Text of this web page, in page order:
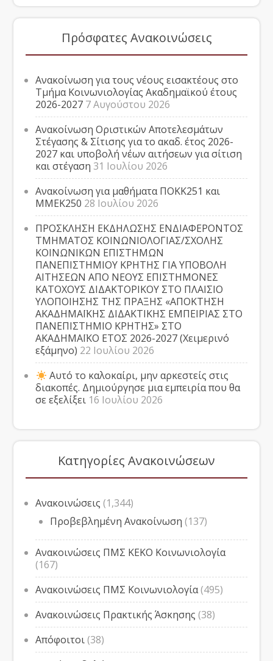
Πρόσφατες Ανακοινώσεις
Ανακοίνωση για τους νέους εισακτέους στο
Τμήμα Κοινωνιολογίας Ακαδημαϊκού έτους
2026-2027 7 Αυγούστου 2026
Ανακοίνωση Οριστικών Αποτελεσμάτων
Στέγασης & Σίτισης για το ακαδ. έτος 2026-
2027 και υποβολή νέων αιτήσεων για σίτιση
και στέγαση 31 Ιουλίου 2026
Ανακοίνωση για μαθήματα ΠΟΚΚ251 και
ΜΜΕΚ250 28 Ιουλίου 2026
ΠΡΟΣΚΛΗΣΗ ΕΚΔΗΛΩΣΗΣ ΕΝΔΙΑΦΕΡΟΝΤΟΣ
ΤΜΗΜΑΤΟΣ ΚΟΙΝΩΝΙΟΛΟΓΙΑΣ/ΣΧΟΛΗΣ
ΚΟΙΝΩΝΙΚΩΝ ΕΠΙΣΤΗΜΩΝ
ΠΑΝΕΠΙΣΤΗΜΙΟΥ ΚΡΗΤΗΣ ΓΙΑ ΥΠΟΒΟΛΗ
ΑΙΤΗΣΕΩΝ ΑΠΟ ΝΕΟΥΣ ΕΠΙΣΤΗΜΟΝΕΣ
ΚΑΤΟΧΟΥΣ ΔΙΔΑΚΤΟΡΙΚΟΥ ΣΤΟ ΠΛΑΙΣΙΟ
ΥΛΟΠΟΙΗΣΗΣ ΤΗΣ ΠΡΑΞΗΣ «ΑΠΟΚΤΗΣΗ
ΑΚΑΔΗΜΑΪΚΗΣ ΔΙΔΑΚΤΙΚΗΣ ΕΜΠΕΙΡΙΑΣ ΣΤΟ
ΠΑΝΕΠΙΣΤΗΜΙΟ ΚΡΗΤΗΣ» ΣΤΟ
ΑΚΑΔΗΜΑΪΚΟ ΕΤΟΣ 2026-2027 (Χειμερινό
εξάμηνο) 22 Ιουλίου 2026
Αυτό το καλοκαίρι, μην αρκεστείς στις
διακοπές. Δημιούργησε μια εμπειρία που θα
σε εξελίξει 16 Ιουλίου 2026
Κατηγορίες Ανακοινώσεων
Ανακοινώσεις (1,344)
Προβεβλημένη Ανακοίνωση (137)
Ανακοινώσεις ΠΜΣ ΚΕΚΟ Κοινωνιολογία
(167)
Ανακοινώσεις ΠΜΣ Κοινωνιολογία(495)
Ανακοινώσεις Πρακτικής Άσκησης (38)
Απόφοιτοι(38)